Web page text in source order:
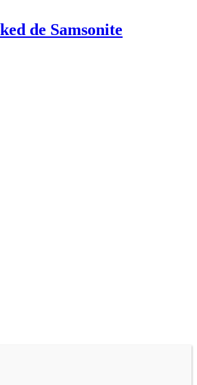
de Samsonite